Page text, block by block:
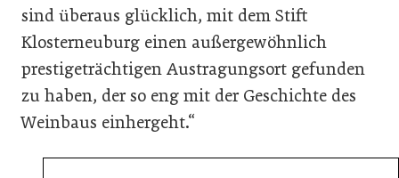
sind überaus glücklich, mit dem Stift
Klosterneuburg einen außergewöhnlich
prestigeträchtigen Austragungsort gefunden
zu haben, der so eng mit der Geschichte des
Weinbaus einhergeht.“